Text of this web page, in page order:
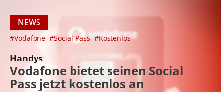
NEWS
#Vodafone #Social-Pass #Kostenlos
Handys
Vodafone bietet seinen Social
Pass jetzt kostenlos an